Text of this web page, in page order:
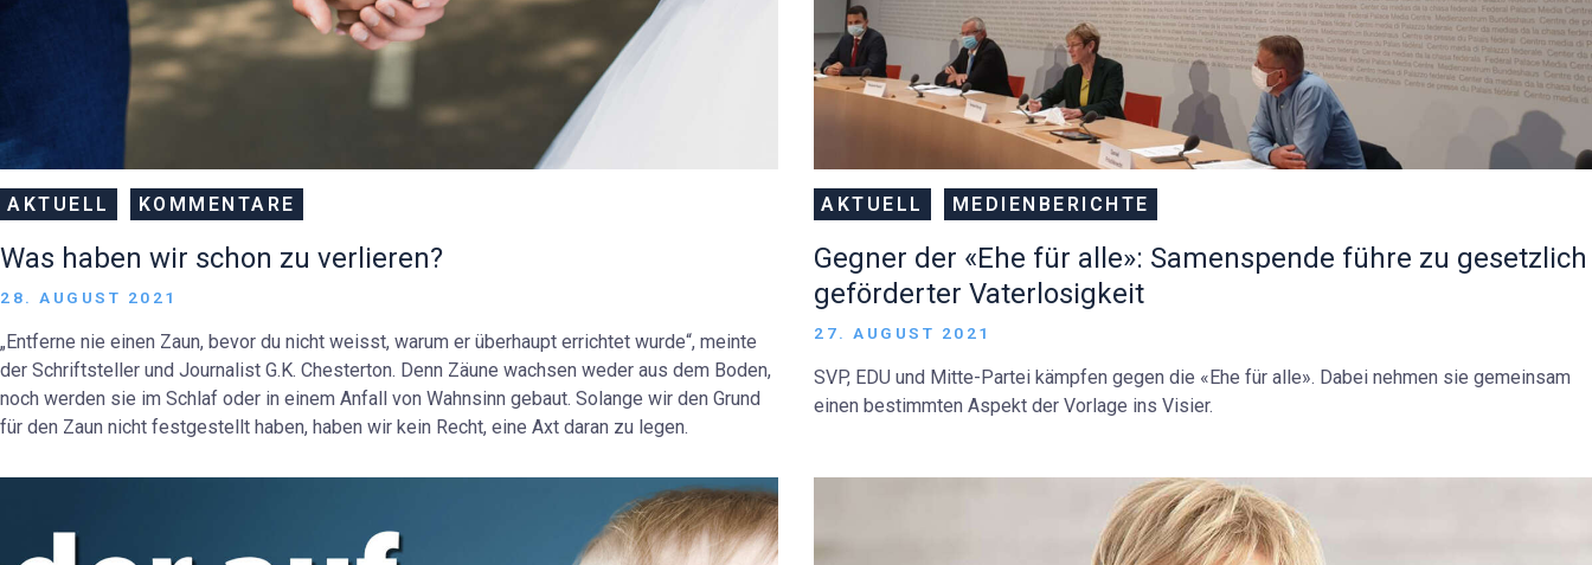
AKTUELL KOMMENTARE
Was haben wir schon zu verlieren?
28. AUGUST 2021
„Entferne nie einen Zaun, bevor du nicht weisst, warum er überhaupt errichtet wurde“, meinte
der Schriftsteller und Journalist G.K. Chesterton. Denn Zäune wachsen weder aus dem Boden,
noch werden sie im Schlaf oder in einem Anfall von Wahnsinn gebaut. Solange wir den Grund
für den Zaun nicht festgestellt haben, haben wir kein Recht, eine Axt daran zu legen.
AKTUELL MEDIENBERICHTE
Gegner der «Ehe für alle»: Samenspende führe zu gesetzlich
geförderter Vaterlosigkeit
27. AUGUST 2021
SVP, EDU und Mitte-Partei kämpfen gegen die «Ehe für alle». Dabei nehmen sie gemeinsam
einen bestimmten Aspekt der Vorlage ins Visier.